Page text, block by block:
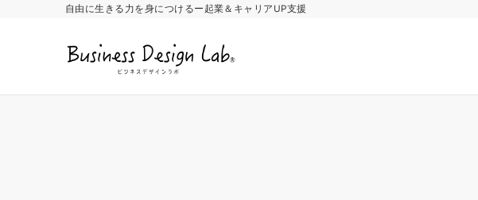
自由に生きる力を身につけるー起業＆キャリアUP支援